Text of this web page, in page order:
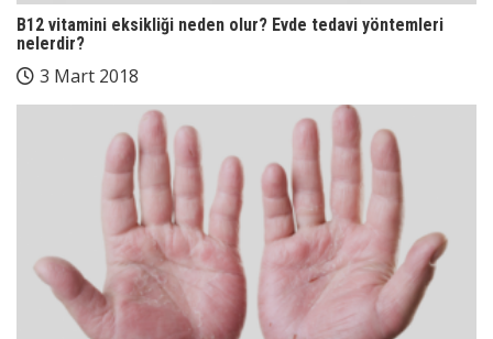
B12 vitamini eksikliği neden olur? Evde tedavi yöntemleri
nelerdir?
3 Mart 2018